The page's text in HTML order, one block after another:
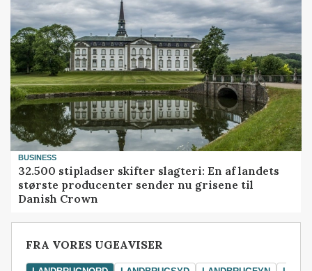
BUSINESS
32.500 stipladser skifter slagteri: En af landets
største producenter sender nu grisene til
Danish Crown
FRA VORES UGEAVISER